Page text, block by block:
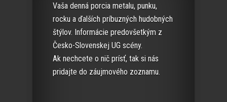
Vaša denná porcia metalu, punku,
rocku a ďalších príbuzných hudobných
štýlov. Informácie predovšetkým z
Česko-Slovenskej UG scény.
Ak nechcete o nič prísť, tak si nás
pridajte do záujmového zoznamu.